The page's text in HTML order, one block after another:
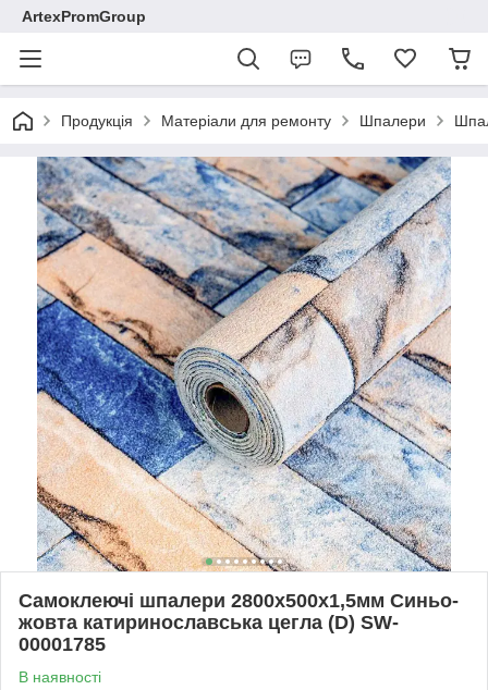
ArtexPromGroup
Продукція Матеріали для ремонту Шпалери
Самоклеючі шпалери 2800х500х1,5мм Синьо-
жовта катиринославська цегла (D) SW-
00001785
В наявності